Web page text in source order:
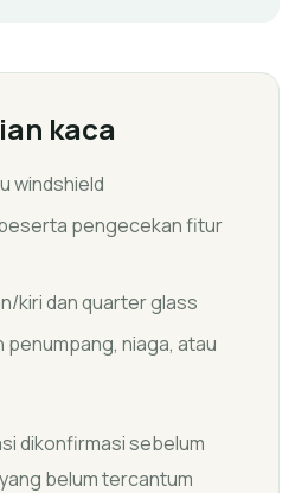
kaca
windshield
pengecekan fitur
kiri dan quarter glass
penumpang, niaga, atau
dikonfirmasi sebelum
belum tercantum